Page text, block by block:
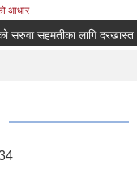
आधार
सहमतीका लागि दरखास्त